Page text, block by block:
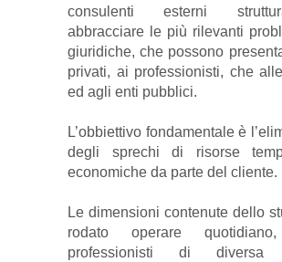
consulenti esterni
abbracciare le più rilevanti
giuridiche, che possono
privati, ai professionisti, che
ed agli enti pubblici.
L’obbiettivo fondamentale è
degli sprechi di risorse
economiche da parte del cliente.
Le dimensioni contenute dello
rodato operare
professionisti di diversa